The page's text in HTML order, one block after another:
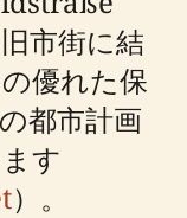
市街に結
優れた保
都市計画
す
）。